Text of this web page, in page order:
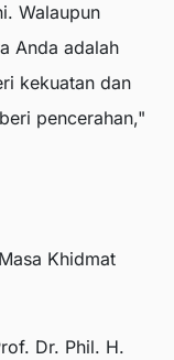
Walaupun
Anda adalah
kekuatan dan
pencerahan,"
Khidmat
Dr. Phil. H.